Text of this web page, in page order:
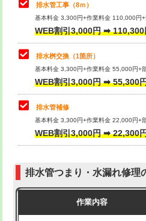
マス交換（深さ50㎝未満）
マス交換（深さ50㎝以上）
コンクリート斫り（厚さ10㎝まで）
コンクリート斫り（厚さ10㎝超え
モルタル補修（厚さ10㎝まで）
モルタル補修（厚さ10㎝超え）
追加人工
その他部品の脱着
交換・取付（タンク）
交換・取付(単水栓（壁付・デッキ
式）)
交換・取付(混合水栓（壁付・デッ
式・ワンホール）)
交換・取付(排水栓・排水トラップ
交換・取付（その他部品）
持込商品取付（単水栓）
持込商品取付（混合水栓）
排水管工事（8ｍ）
基本料金 3,300円+作業料金 110,000円
WEB割引3,000円 ➡ 110,300
排水桝交換（1箇所）
基本料金 3,300円+作業料金 55,000円+
WEB割引3,000円 ➡ 55,300
排水管補修
基本料金 3,300円+作業料金 22,000円+
WEB割引3,000円 ➡ 22,300
排水管つまり・水漏れ修理
作業内容